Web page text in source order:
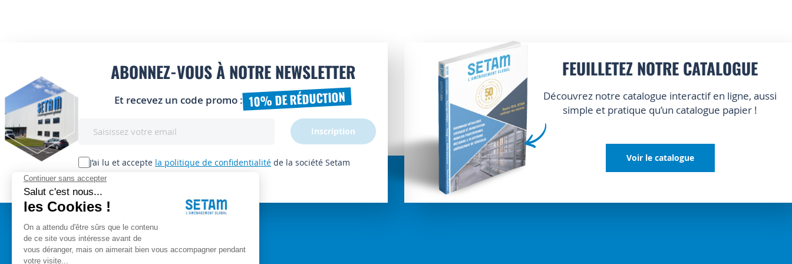
ABONNEZ-VOUS À NOTRE NEWSLETTER
Et recevez un code promo : 10% DE RÉDUCTION
lettre
d’information
:
J’ai lu et accepte la politique de confidentialité de la société Setam
Inscription
FEUILLETEZ NOTRE CATALOGUE
Découvrez notre catalogue interactif en ligne, aussi
simple et pratique qu’un catalogue papier !
Voir le catalogue